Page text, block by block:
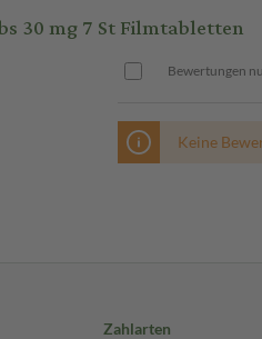
30 mg 7 St Filmtabletten
Bewertungen
Keine
Zahlarten